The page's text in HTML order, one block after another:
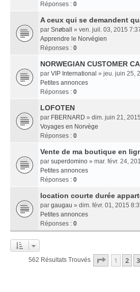
Réponses : 0
A ceux qui se demandent
par Snøball
» ven. juil. 03, 2015
Apprendre le Norvégien
Réponses : 0
NORWEGIAN CUSTOMER
par VIP International » jeu. juin 25,
Petites annonces
Réponses : 0
LOFOTEN
par FBERNARD » dim. juin 21,
Voyages en Norvège
Réponses : 0
Vente de ma boutique en
par superdomino » mar. févr. 24,
Petites annonces
Réponses : 0
location courte durée
par gaugau » dim. févr. 01, 2015
Petites annonces
Réponses : 0
562 Résultats Trouvés Page 1Sur
1 2 3